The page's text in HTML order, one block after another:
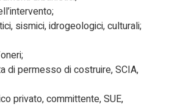
sismici, idrogeologici, culturali;
di permesso di costruire, SCIA,
privato, committente, SUE,